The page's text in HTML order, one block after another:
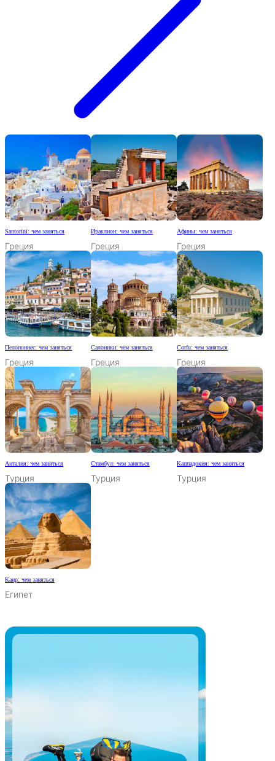
Santorini: чем заняться
Греция
Ираклион: чем заняться
Греция
Афины: чем заняться
Греция
Пелопоннес: чем заняться
Греция
Салоники: чем заняться
Греция
Corfu: чем заняться
Греция
Анталия: чем заняться
Турция
Стамбул: чем заняться
Турция
Каппадокия: чем заняться
Турция
Каир: чем заняться
Египет